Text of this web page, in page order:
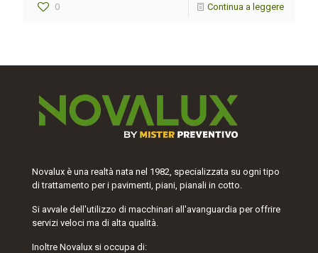
0 Continua a leggere
Novalux è una realtà nata nel 1982, specializzata su ogni tipo
di trattamento per i pavimenti, piani, pianali in cotto.
Si avvale dell'utilizzo di macchinari all'avanguardia per offrire
servizi veloci ma di alta qualità.
Inoltre Novalux si occupa di: